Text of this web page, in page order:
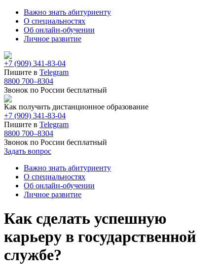
Важно знать абитуриенту
О специальностях
Об онлайн-обучении
Личное развитие
+7 (909) 341-83-04
Пишите в Telegram
8800 700–8304
Звонок по России бесплатный
Как получить дистанционное образование
+7 (909) 341-83-04
Пишите в Telegram
8800 700–8304
Звонок по России бесплатный
Задать вопрос
Важно знать абитуриенту
О специальностях
Об онлайн-обучении
Личное развитие
Как сделать успешную
карьеру в государственной
службе?